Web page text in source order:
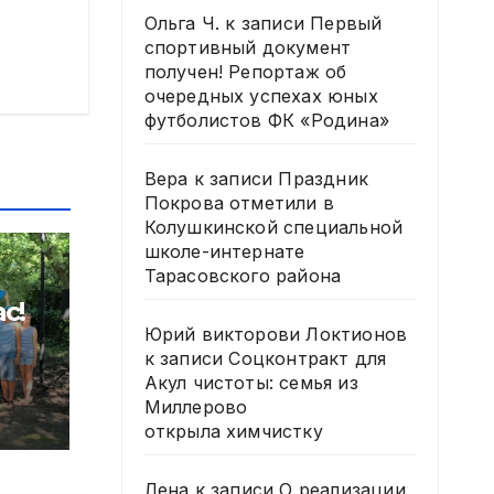
Ольга Ч. к записи Первый
спортивный документ
получен! Репортаж об
очередных успехах юных
футболистов ФК «Родина»
Вера к записи Праздник
Покрова отметили в
Колушкинской специальной
школе-интернате
Тарасовского района
Юрий викторови Локтионов
к записиСоцконтракт для
Акул чистоты: семья из
Миллерово
открыла химчистку
Лена к записиО реализации